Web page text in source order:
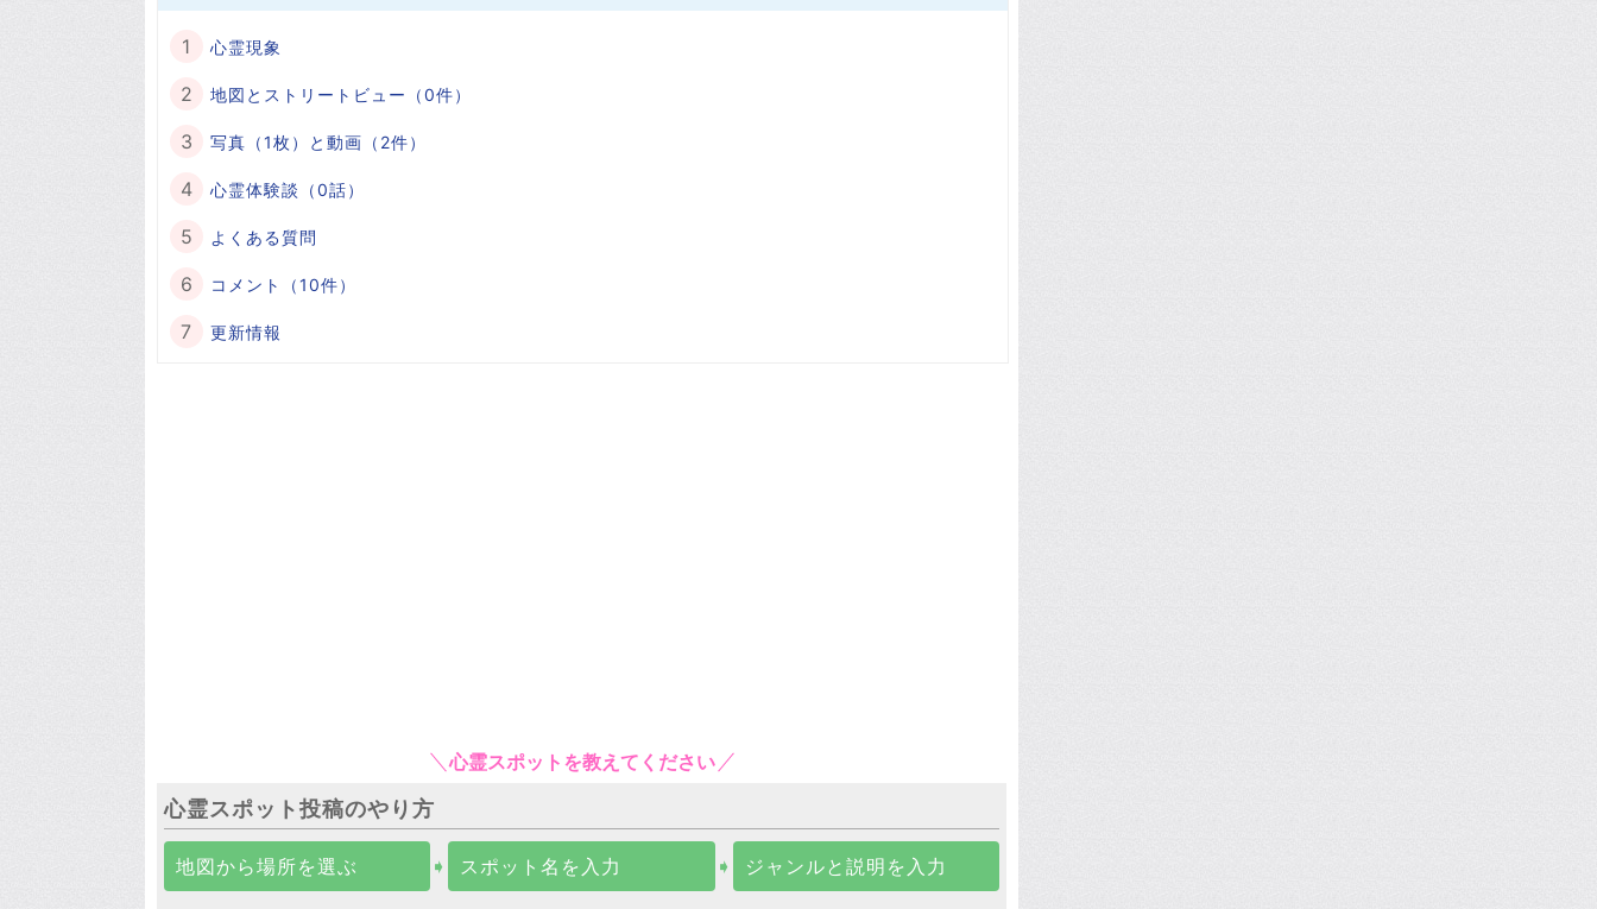
心霊現象
地図とストリートビュー（0件）
写真（1枚）と動画（2件）
心霊体験談（0話）
よくある質問
コメント（10件）
更新情報
心霊スポットを教えてください
心霊スポット投稿のやり方
地図から場所を選ぶ ➧ スポット名を入力 ➧ ジャンルと説明を入力